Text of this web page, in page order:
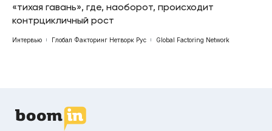
«тихая гавань», где, наоборот, происходит
контрцикличный рост
Интервью Глобал Факторинг Нетворк Рус Global Factoring Network